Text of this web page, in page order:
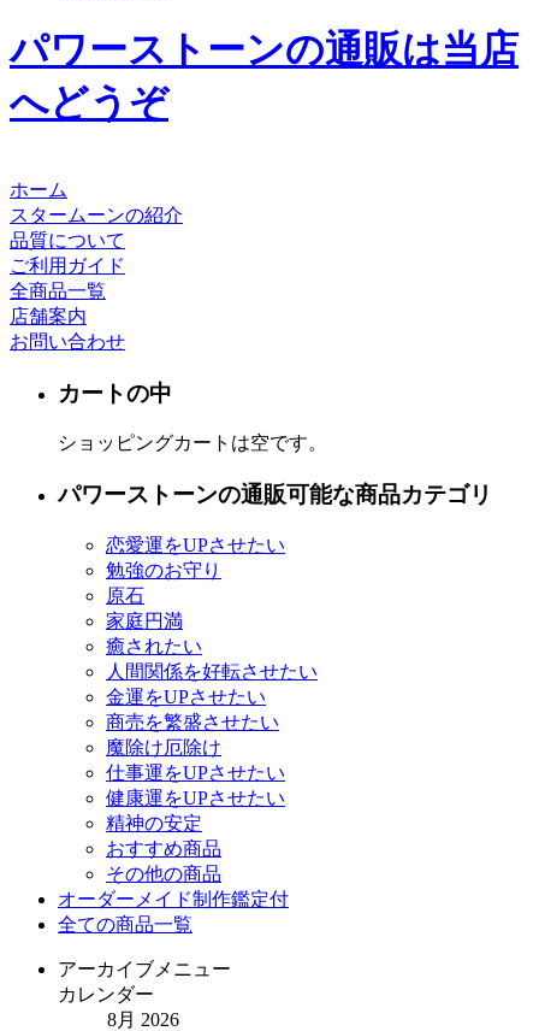
パワーストーンの通販は当店
へどうぞ
ホーム
スタームーンの紹介
品質について
ご利用ガイド
全商品一覧
店舗案内
お問い合わせ
カートの中
ショッピングカートは空です。
パワーストーンの通販可能な商品カテゴリ
恋愛運をUPさせたい
勉強のお守り
原石
家庭円満
癒されたい
人間関係を好転させたい
金運をUPさせたい
商売を繁盛させたい
魔除け厄除け
仕事運をUPさせたい
健康運をUPさせたい
精神の安定
おすすめ商品
その他の商品
オーダーメイド制作鑑定付
全ての商品一覧
アーカイブメニュー
カレンダー
8月 2026